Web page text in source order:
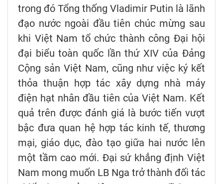
trong đó Tổng thống Vladimir Putin là lãnh
đạo nước ngoài đầu tiên chúc mừng sau
khi Việt Nam tổ chức thành công Đại hội
đại biểu toàn quốc lần thứ XIV của Đảng
Cộng sản Việt Nam, cũng như việc ký kết
thỏa thuận hợp tác xây dựng nhà máy
điện hạt nhân đầu tiên của Việt Nam. Kết
quả trên được đánh giá là bước tiến vượt
bậc đưa quan hệ hợp tác kinh tế, thương
mại, giáo dục, đào tạo giữa hai nước lên
một tầm cao mới. Đại sứ khẳng định Việt
Nam mong muốn LB Nga trở thành đối tác